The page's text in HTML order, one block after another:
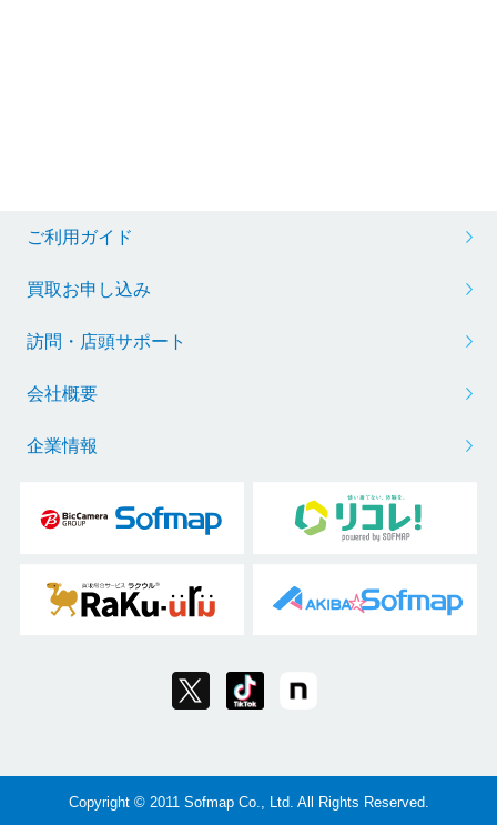
ご利用ガイド
買取お申し込み
訪問・店頭サポート
会社概要
企業情報
Copyright © 2011 Sofmap Co., Ltd. All Rights Reserved.